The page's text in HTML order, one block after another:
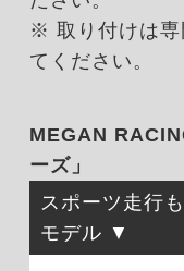
※ 取り付けは専
てください。
MEGAN
ーズ」
スポーツ走行
モデル